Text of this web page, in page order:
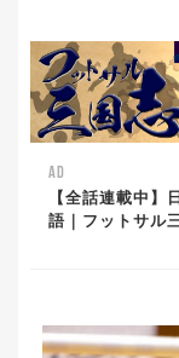
AD
【全話連載中】
語｜フットサル